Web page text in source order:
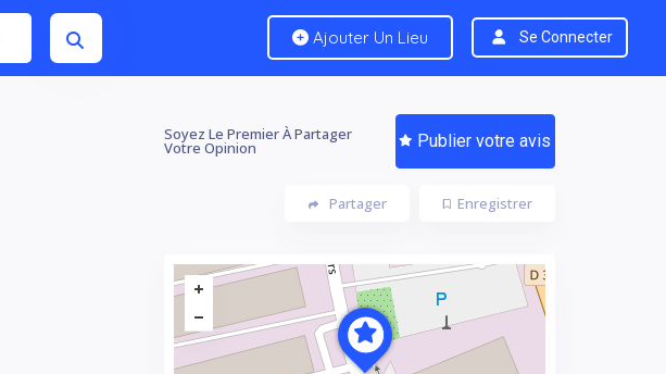
Ajouter Un Lieu Se Connecter
Soyez Le Premier À Partager
Votre Opinion Publier votre avis
Enregistrer
Partager